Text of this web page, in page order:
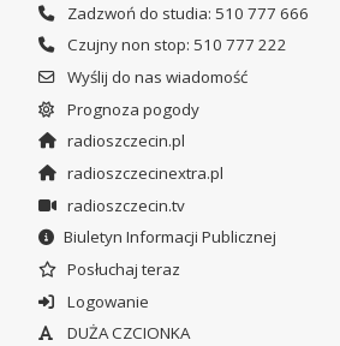
Zadzwoń do studia: 510 777 666
Czujny non stop: 510 777 222
Wyślij do nas wiadomość
Prognoza pogody
radioszczecin.pl
radioszczecinextra.pl
radioszczecin.tv
Biuletyn Informacji Publicznej
Posłuchaj teraz
Logowanie
DUŻA CZCIONKA